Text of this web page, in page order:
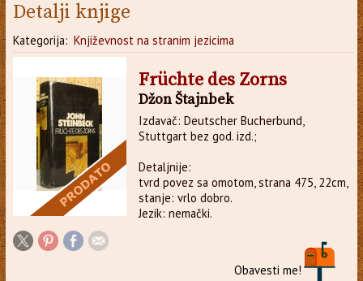
Detalji knjige
Kategorija: Književnost na stranim jezicima
Früchte des Zorns
Džon Štajnbek
Izdavač: Deutscher Bucherbund,
Stuttgart bez god. izd.;
Detaljnije:
tvrd povez sa omotom, strana 475, 22cm,
stanje: vrlo dobro.
Jezik: nemački.
Obavesti me!